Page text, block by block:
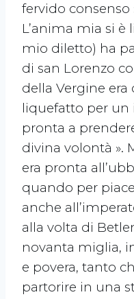
fervido consenso
L’anima mia si
mio diletto) ha
di san Lorenzo
della Vergine
liquefatto per un
pronta a
divina volontà ».
era pronta
quando per
anche
alla volta di
novanta miglia,
e povera, tanto
partorire in una